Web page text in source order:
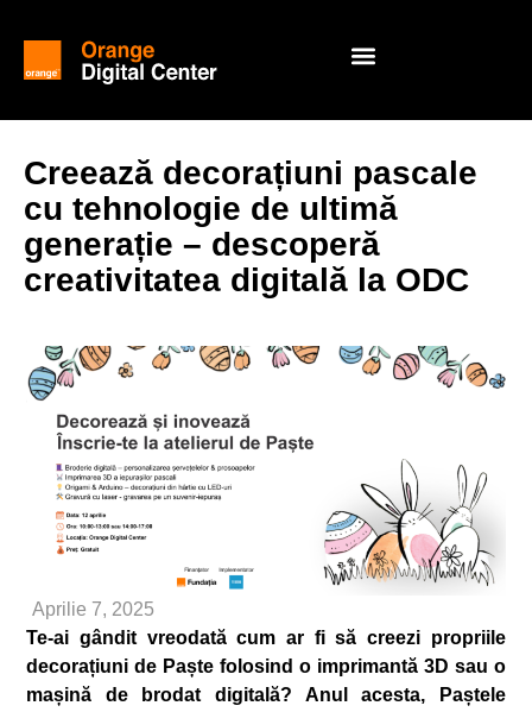
Creează decorațiuni pascale
cu tehnologie de ultimă
generație – descoperă
creativitatea digitală la ODC
Aprilie 7, 2025
Te-ai gândit vreodată cum ar fi să creezi propriile
decorațiuni de Paște folosind o imprimantă 3D sau o
mașină de brodat digitală? Anul acesta, Paștele